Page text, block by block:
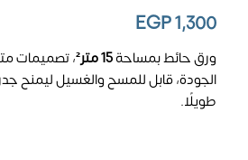
EGP1,300
ورق حائط بمساحة15 متر²
، تصميمات
الجودة، قابل للمسح والغسيل ليمنح
طويلًا.